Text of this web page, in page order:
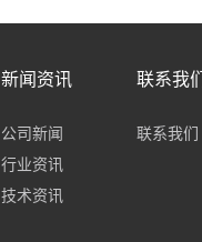
新闻资讯
公司新闻
行业资讯
技术资讯
联系我们
联系我们